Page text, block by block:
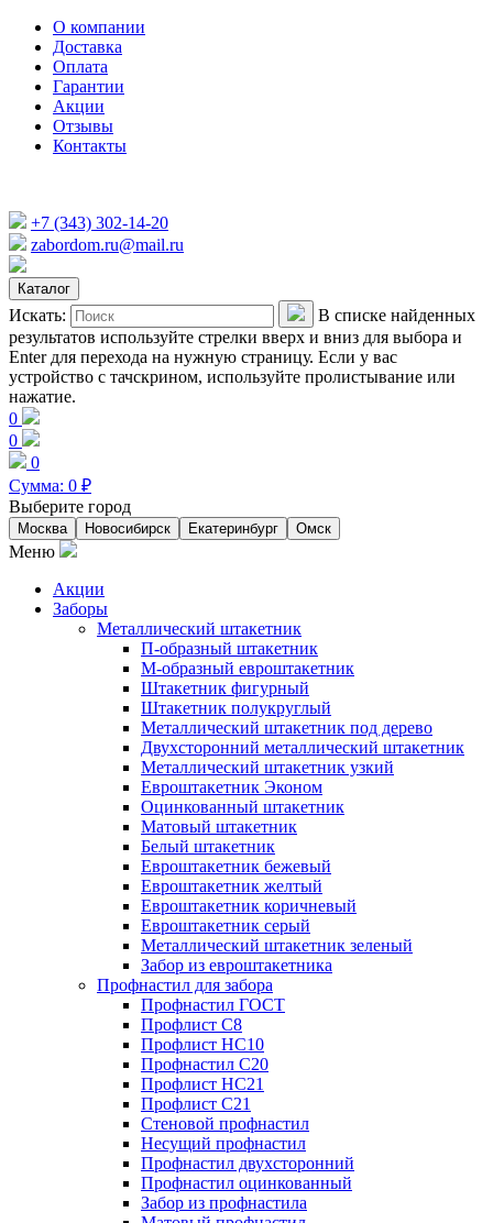
О компании
Доставка
Оплата
Гарантии
Акции
Отзывы
Контакты
+7 (343) 302-14-20
zabordom.ru@mail.ru
Каталог
Искать:
В списке найденных
результатов используйте стрелки вверх и вниз для выбора и
Enter для перехода на нужную страницу. Если у вас
устройство с тачскрином, используйте пролистывание или
нажатие.
0
0
0
Сумма: 0 ₽
Выберите город
Москва Новосибирск Екатеринбург Омск
Меню
Акции
Заборы
Металлический штакетник
П-образный штакетник
М-образный евроштакетник
Штакетник фигурный
Штакетник полукруглый
Металлический штакетник под дерево
Двухсторонний металлический штакетник
Металлический штакетник узкий
Евроштакетник Эконом
Оцинкованный штакетник
Матовый штакетник
Белый штакетник
Евроштакетник бежевый
Евроштакетник желтый
Евроштакетник коричневый
Евроштакетник серый
Металлический штакетник зеленый
Забор из евроштакетника
Профнастил для забора
Профнастил ГОСТ
Профлист С8
Профлист НС10
Профнастил С20
Профлист НС21
Профлист С21
Стеновой профнастил
Несущий профнастил
Профнастил двухсторонний
Профнастил оцинкованный
Забор из профнастила